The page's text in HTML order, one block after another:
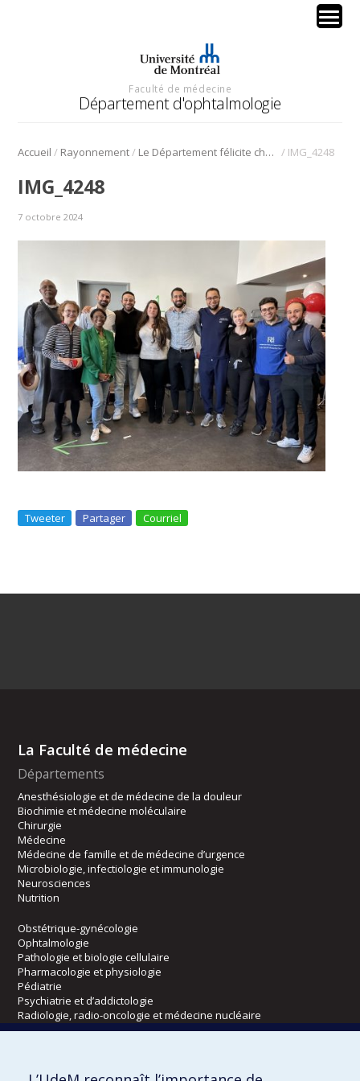
Faculté de médecine
Département d'ophtalmologie
Accueil / Rayonnement/ Le Département félicite chaleureusement les résidents pour le succès de la 10e Journée Annuelle de Dépistage du Glaucome à Montréal-Nord / IMG_4248
IMG_4248
7 octobre 2024
Tweeter Partager Courriel
La Faculté de médecine
Départements
Anesthésiologie et de médecine de la douleur
Biochimie et médecine moléculaire
Chirurgie
Médecine
Médecine de famille et de médecine d’urgence
Microbiologie, infectiologie et immunologie
Neurosciences
Nutrition
Obstétrique-gynécologie
Ophtalmologie
Pathologie et biologie cellulaire
Pharmacologie et physiologie
Pédiatrie
Psychiatrie et d’addictologie
Radiologie, radio-oncologie et médecine nucléaire